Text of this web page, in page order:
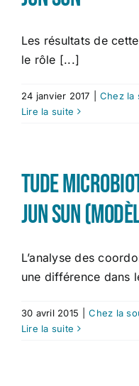
Les résultats de
le rôle [...]
24 janvier 2017 Chez la
Lire la suite
tude
Jun Sun
L’analyse des
une différence dans
30 avril 2015 Chez la
Lire la suite